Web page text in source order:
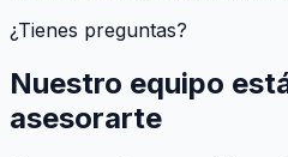
¿Tienes preguntas?
Nuestro equipo
asesorarte